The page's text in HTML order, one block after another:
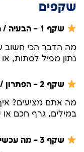
שקפים
שקף 1 – הבעיה / ההזדמנות
מה הדבר הכי חשוב
נתון מפיל לסתות,
שקף 2 – הפתרון / התובנה המרכזית
מה אתם מציעים?
במילים, גרף חכם או
שקף 3 – מה עכשיו?